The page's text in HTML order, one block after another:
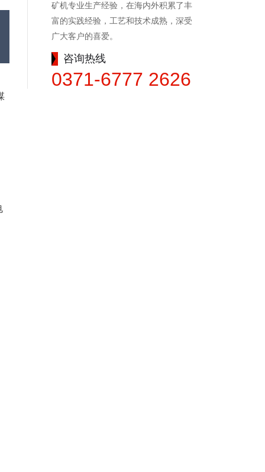
矿机专业生产经验，在海内外积累了丰
富的实践经验，工艺和技术成熟，深受
广大客户的喜爱。
咨询热线
0371-6777 2626